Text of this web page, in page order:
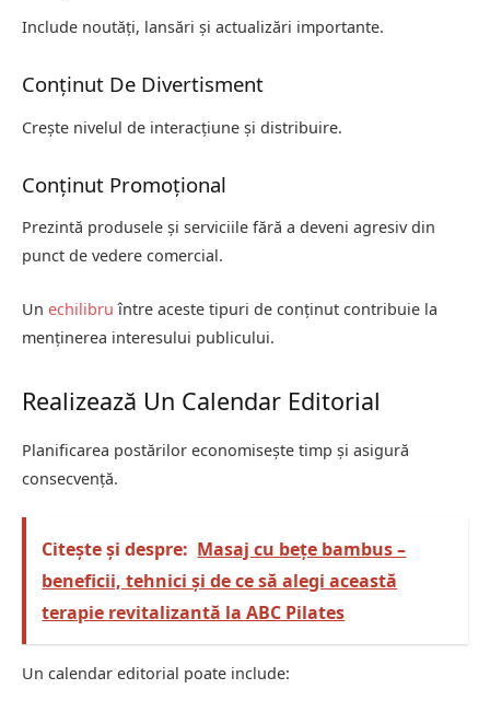
Include noutăți, lansări și actualizări importante.
Conținut De Divertisment
Crește nivelul de interacțiune și distribuire.
Conținut Promoțional
Prezintă produsele și serviciile fără a deveni agresiv din
punct de vedere comercial.
Un echilibru între aceste tipuri de conținut contribuie la
menținerea interesului publicului.
Realizează Un Calendar Editorial
Planificarea postărilor economisește timp și asigură
consecvență.
Citește și despre: Masaj cu bețe bambus –
beneficii, tehnici și de ce să alegi această
terapie revitalizantă la ABC Pilates
Un calendar editorial poate include: